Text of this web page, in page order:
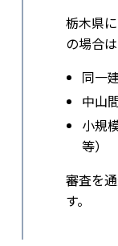
栃木県
の場合
同一
中山
小規
等）
審査を
す。